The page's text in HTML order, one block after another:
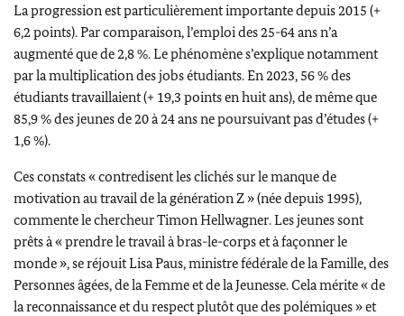
La progression est particulièrement importante depuis 2015 (+
6,2 points). Par comparaison, l’emploi des 25-64 ans n’a
augmenté que de 2,8 %. Le phénomène s’explique notamment
par la multiplication des jobs étudiants. En 2023, 56 % des
étudiants travaillaient (+ 19,3 points en huit ans), de même que
85,9 % des jeunes de 20 à 24 ans ne poursuivant pas d’études (+
1,6 %).
Ces constats « contredisent les clichés sur le manque de
motivation au travail de la génération Z » (née depuis 1995),
commente le chercheurTimon Hellwagner. Les jeunes sont
prêts à « prendre le travail à bras-le-corps et à façonner le
monde », se réjouitLisa Paus,ministre fédérale de la Famille, des
Personnes âgées, de la Femme et de la Jeunesse. Cela mérite « de
la reconnaissance et du respect plutôt que des polémiques » et